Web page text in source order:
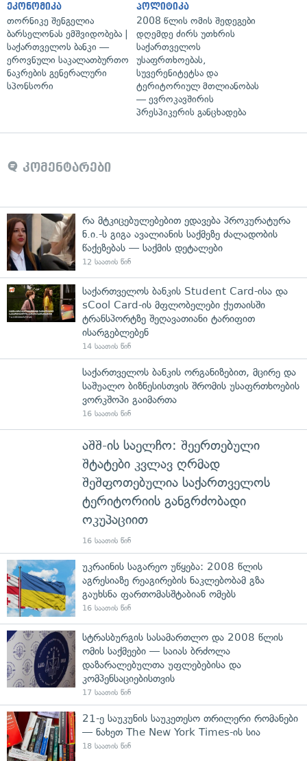
ეკონომიკა
თორნიკე შენგელია
ბარსელონას ემშვიდობება |
საქართველოს ბანკი —
ეროვნული საკალათბურთო
ნაკრების გენერალური
სპონსორი
პოლიტიკა
2008 წლის ომის შედეგები
დღემდე ძირს უთხრის
საქართველოს
უსაფრთხოებას,
სუვერენიტეტსა და
ტერიტორიულ მთლიანობას
— ევროკავშირის
პრესპიკერის განცხადება
კომენტარები
რა მტკიცებულებებით ედავება პროკურატურა
ნ.ი.-ს გიგა ავალიანის საქმეზე ძალადობის
წაქეზებას — საქმის დეტალები
12 საათის წინ
საქართველოს ბანკის Student Card-ისა და
sCool Card-ის მფლობელები ქუთაისში
ტრანსპორტზე შეღავათიანი ტარიფით
ისარგებლებენ
14 საათის წინ
საქართველოს ბანკის ორგანიზებით, მცირე და
საშუალო ბიზნესისთვის შრომის უსაფრთხოების
ვორკშოპი გაიმართა
16 საათის წინ
აშშ-ის საელჩო: შეერთებული
შტატები კვლავ ღრმად
შეშფოთებულია საქართველოს
ტერიტორიის განგრძობადი
ოკუპაციით
16 საათის წინ
უკრაინის საგარეო უწყება: 2008 წლის
აგრესიაზე რეაგირების ნაკლებობამ გზა
გაუხსნა ფართომასშტაბიან ომებს
16 საათის წინ
სტრასბურგის სასამართლო და 2008 წლის
ომის საქმეები — საიას ბრძოლა
დაზარალებულთა უფლებებისა და
კომპენსაციებისთვის
17 საათის წინ
21-ე საუკუნის საუკეთესო თრილერი რომანები
— ნახეთ The New York Times-ის სია
18 საათის წინ